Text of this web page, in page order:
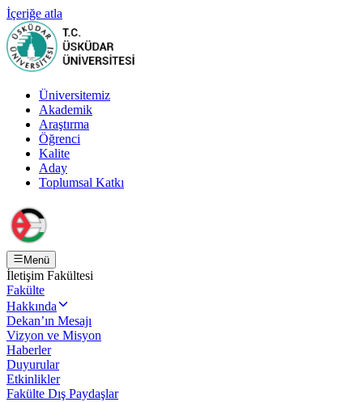
İçeriğe atla
Üniversitemiz
Akademik
Araştırma
Öğrenci
Kalite
Aday
Toplumsal Katkı
Menü
İletişim Fakültesi
Fakülte
Hakkında
Dekan’ın Mesajı
Vizyon ve Misyon
Haberler
Duyurular
Etkinlikler
Fakülte Dış Paydaşlar